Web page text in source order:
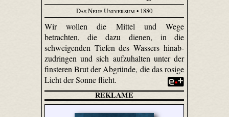
Das Neue Universum • 1880
Wir wollen die Mittel und Wege
betrachten, die dazu dienen, in die
schweigenden Tiefen des Wassers hinab­
zudringen und sich aufzuhalten unter der
finsteren Brut der Abgründe, die das rosige
Licht der Sonne flieht.
REKLAME